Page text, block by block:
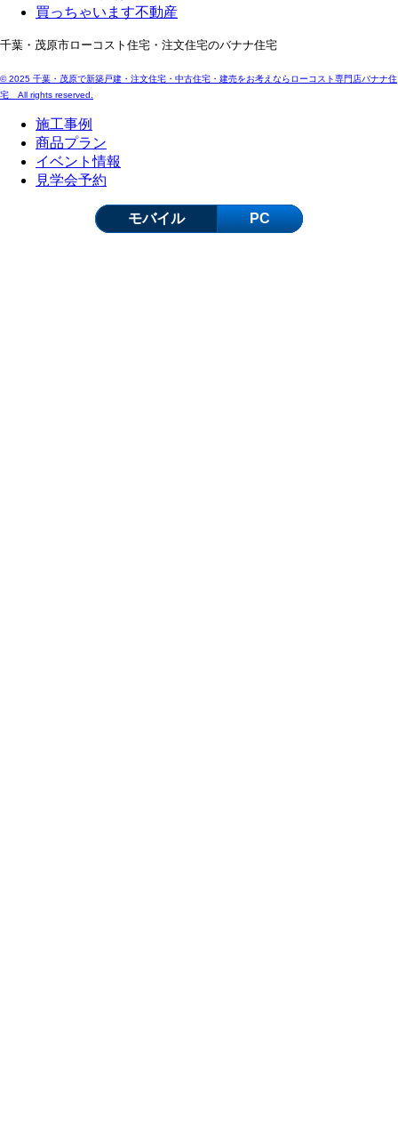
買っちゃいます不動産
千葉・茂原市ローコスト住宅・注文住宅のバナナ住宅
© 2025 千葉・茂原で新築戸建・注文住宅・中古住宅・建売をお考えならローコスト専門店バナナ住
宅 All rights reserved.
施工事例
商品プラン
イベント情報
見学会予約
モバイル PC